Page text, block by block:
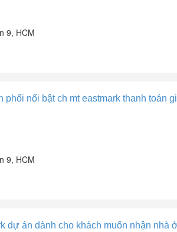
9, HCM
Bank.
+ bóng rổ, có công viên cho thú cưng,
nổi bật ch mt eastmark thanh toán
9, HCM
dự án dành cho khách muốn nhận nhà